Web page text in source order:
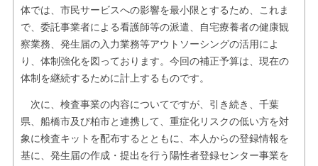
体では、市民サービスへの影響を最小限とするため、これま
で、委託事業者による看護師等の派遣、自宅療養者の健康観
察業務、発生届の入力業務等アウトソーシングの活用によ
り、体制強化を図っております。今回の補正予算は、現在の
体制を継続するために計上するものです。
次に、検査事業の内容についてですが、引き続き、千葉
県、船橋市及び柏市と連携して、重症化リスクの低い方を対
象に検査キットを配布するとともに、本人からの登録情報を
基に、発生届の作成・提出を行う陽性者登録センター事業を